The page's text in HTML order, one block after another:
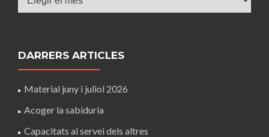
DARRERS ARTICLES
Material juny i juliol 2026
Acoger la sabiduría
Capacitats al servei dels altres